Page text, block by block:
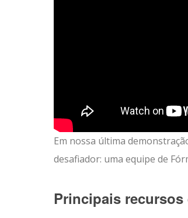
Em nossa última
desafiador: uma equipe de
Principais